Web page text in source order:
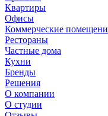
Квартиры
Офисы
Коммерческие
Рестораны
Частные дома
Кухни
Бренды
Решения
О компании
О студии